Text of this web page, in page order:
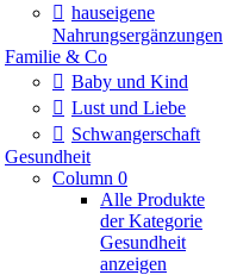
hauseigene
Nahrungsergänzungen
Familie & Co
Baby und Kind
Lust und Liebe
Schwangerschaft
Gesundheit
Column 0
Alle Produkte
der Kategorie
Gesundheit
anzeigen